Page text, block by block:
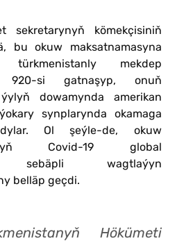
sekretarynyň kömekçisiniň
bu okuw maksatnamasyna
mekdep
920-si gatnaşyp, onuň
dowamynda amerikan
synplarynda okamaga
Ol şeýle-de, okuw
Covid-19 global
sebäpli wagtlaýyn
belläp geçdi.
Hökümeti